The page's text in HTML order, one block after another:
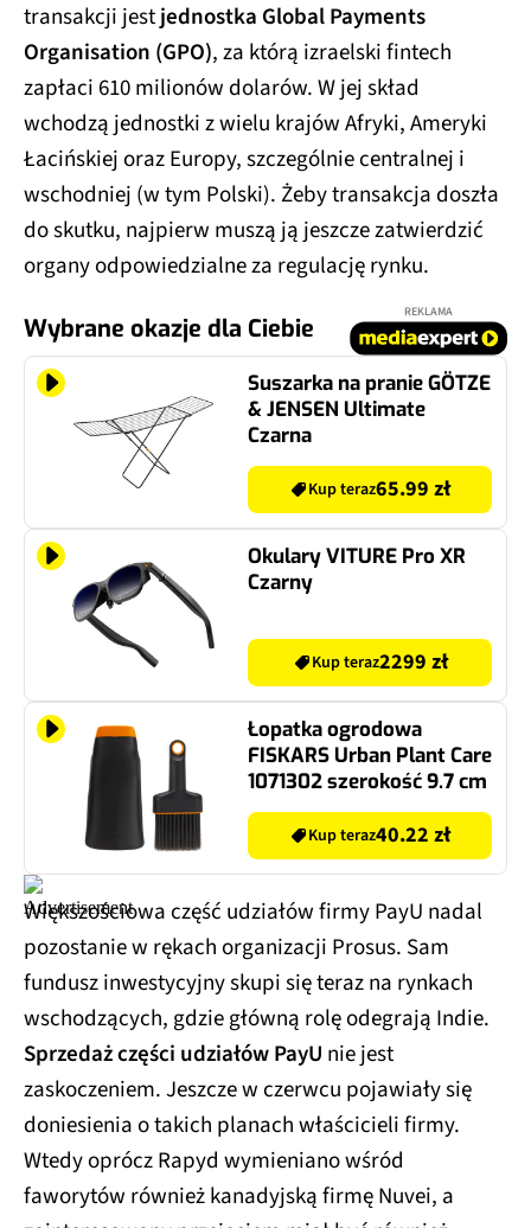
transakcji jestjednostka Global Payments
Organisation (GPO), za którą izraelski fintech
zapłaci 610 milionów dolarów. W jej skład
wchodzą jednostki z wielu krajów Afryki, Ameryki
Łacińskiej oraz Europy, szczególnie centralnej i
wschodniej (w tym Polski). Żeby transakcja doszła
do skutku, najpierw muszą ją jeszcze zatwierdzić
organy odpowiedzialne za regulację rynku.
Wybrane okazje dla Ciebie
REKLAMA
Suszarka na pranie GÖTZE
& JENSEN Ultimate
Czarna
Kup teraz65.99 zł
Okulary VITURE Pro XR
Czarny
Kup teraz2299 zł
Łopatka ogrodowa
FISKARS Urban Plant Care
1071302 szerokość 9.7 cm
Kup teraz40.22 zł
Większościowa część udziałów firmy PayU nadal
pozostanie w rękach organizacji Prosus. Sam
fundusz inwestycyjny skupi się teraz na rynkach
wschodzących, gdzie główną rolę odegrają Indie.
Sprzedaż części udziałów PayU nie jest
zaskoczeniem. Jeszcze w czerwcu pojawiały się
doniesienia o takich planach właścicieli firmy.
Wtedy oprócz Rapyd wymieniano wśród
faworytów również kanadyjską firmę Nuvei, a